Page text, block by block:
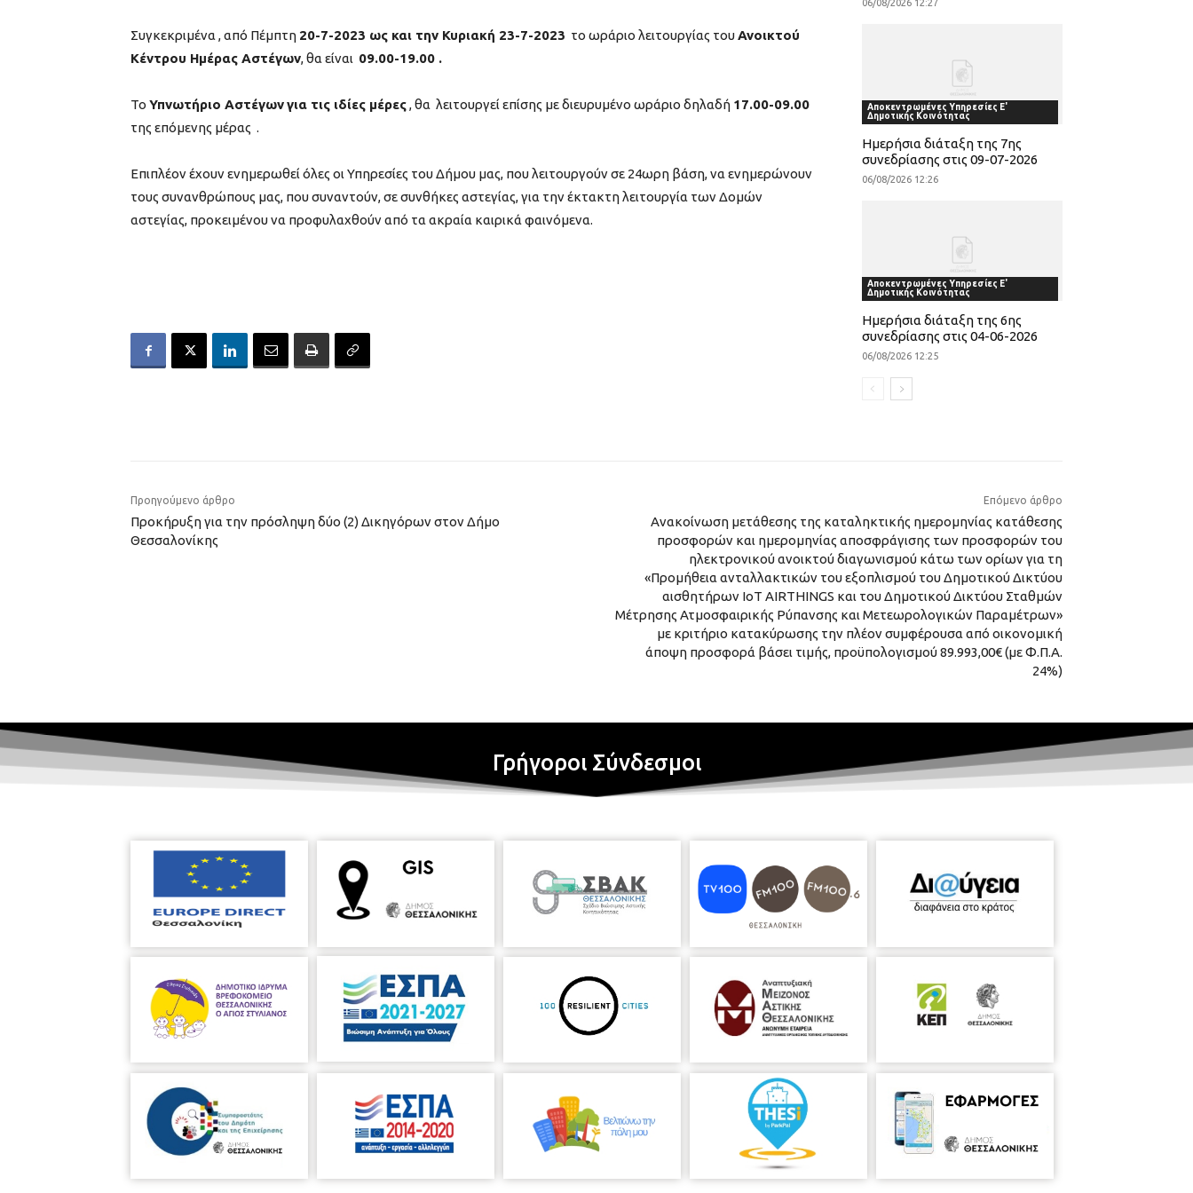
Συγκεκριμένα , από Πέμπτη 20-7-2023 ως και την Κυριακή 23-7-2023 το ωράριο λειτουργίας τουΑνοικτού
Κέντρου Ημέρας Αστέγων, θα είναι 09.00-19.00 .
Το Υπνωτήριο Αστέγωνγια τις ιδίες μέρες, θα λειτουργεί επίσης με διευρυμένο ωράριο δηλαδή 17.00-09.00
της επόμενης μέρας .
Επιπλέον έχουν ενημερωθεί όλες οι Υπηρεσίες του Δήμου μας, που λειτουργούν σε 24ωρη βάση, να ενημερώνουν
τους συνανθρώπους μας, που συναντούν, σε συνθήκες αστεγίας, για την έκτακτη λειτουργία των Δομών
αστεγίας, προκειμένου να προφυλαχθούν από τα ακραία καιρικά φαινόμενα.
06/08/2026 12:27
Αποκεντρωμένες Υπηρεσίες Ε'
Δημοτικής Κοινότητας
Ημερήσια διάταξη της 7ης
συνεδρίασης στις 09-07-2026
06/08/2026 12:26
Αποκεντρωμένες Υπηρεσίες Ε'
Δημοτικής Κοινότητας
Ημερήσια διάταξη της 6ης
συνεδρίασης στις 04-06-2026
06/08/2026 12:25
Προηγούμενο άρθρο
Προκήρυξη για την πρόσληψη δύο (2) Δικηγόρων στον Δήμο
Θεσσαλονίκης
Επόμενο άρθρο
Ανακοίνωση μετάθεσης της καταληκτικής ημερομηνίας κατάθεσης
προσφορών και ημερομηνίας αποσφράγισης των προσφορών του
ηλεκτρονικού ανοικτού διαγωνισμού κάτω των ορίων για τη
«Προμήθεια ανταλλακτικών του εξοπλισμού του Δημοτικού Δικτύου
αισθητήρων IoT AIRTHINGS και του Δημοτικού Δικτύου Σταθμών
Μέτρησης Ατμοσφαιρικής Ρύπανσης και Μετεωρολογικών Παραμέτρων»
με κριτήριο κατακύρωσης την πλέον συμφέρουσα από οικονομική
άποψη προσφορά βάσει τιμής, προϋπολογισμού 89.993,00€ (με Φ.Π.Α.
24%)
Γρήγοροι Σύνδεσμοι